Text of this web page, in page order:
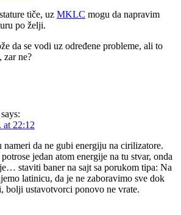
tiče, uz MKLC mogu da napravim
po želji.
da se vodi uz određene probleme, ali to
zar ne?
says:
at 22:12
nameri da ne gubi energiju na cirilizatore.
jedan atom energije na tu stvar, onda
staviti baner na sajt sa porukom tipa: Na
latinicu, da je ne zaboravimo sve dok
bolji ustavotvorci ponovo ne vrate.